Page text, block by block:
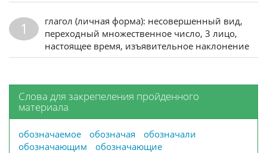
1
глагол (личная форма): несовершенный вид,
переходный множественное число, 3 лицо,
настоящее время, изъявительное наклонение
Слова для закрепеления пройденного
материала
обозначаемое обозначая
обозначали
обозначающим
обозначающие